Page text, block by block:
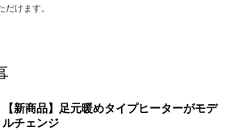
だけます。
【新商品】足元暖めタイプヒーターがモデ
ルチェンジ